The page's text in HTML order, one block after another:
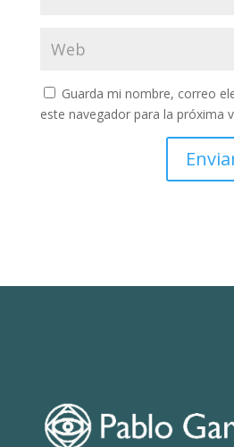
Guarda mi nombre, correo
este navegador para la próxima